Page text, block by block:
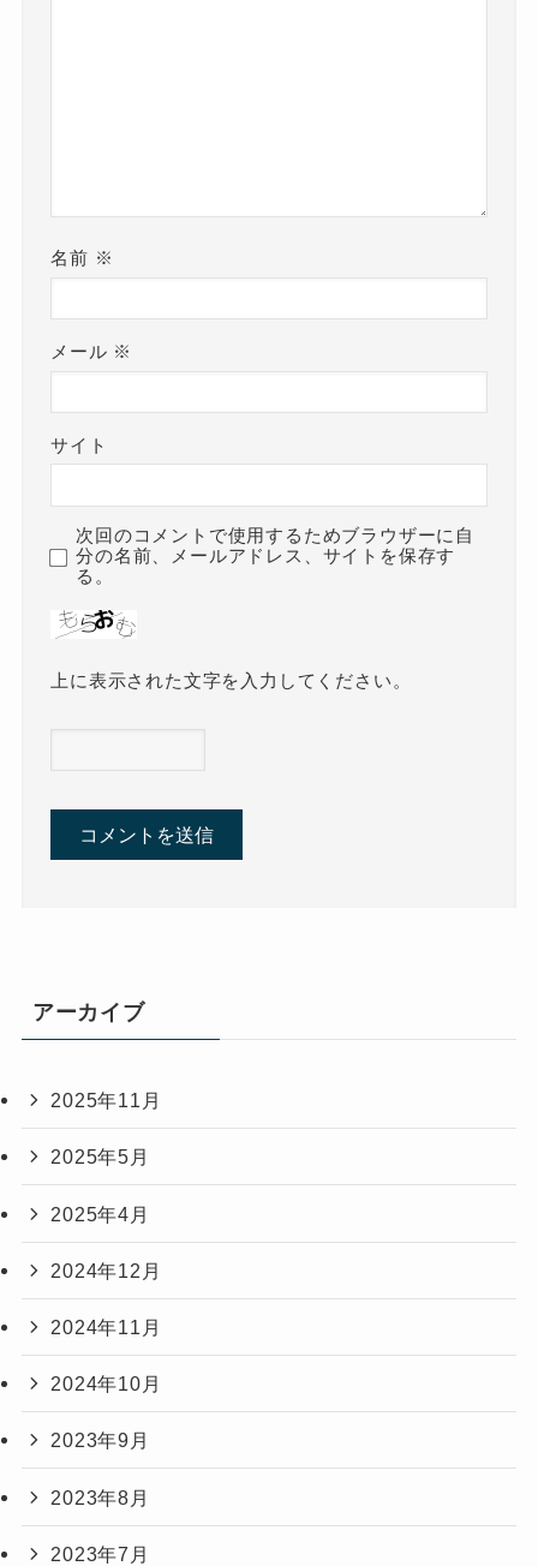
名前 ※
メール ※
サイト
次回のコメントで使用するためブラウザーに自
分の名前、メールアドレス、サイトを保存す
る。
上に表示された文字を入力してください。
アーカイブ
2025年11月
2025年5月
2025年4月
2024年12月
2024年11月
2024年10月
2023年9月
2023年8月
2023年7月